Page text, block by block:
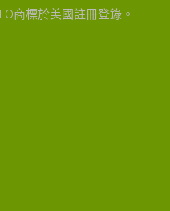
商標於美國註冊登錄。